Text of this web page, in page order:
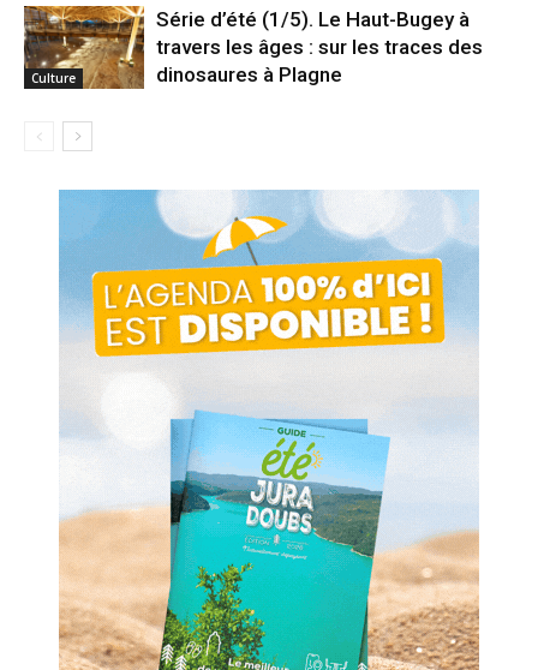
Culture
Série d’été (1/5). Le Haut-Bugey à
travers les âges : sur les traces des
dinosaures à Plagne